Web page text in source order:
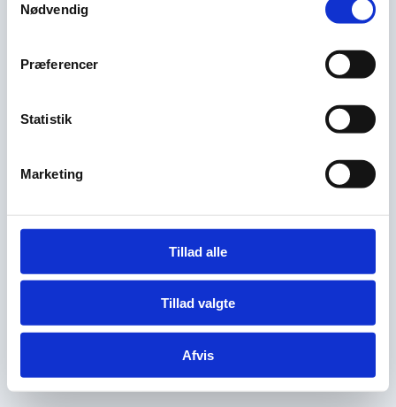
Nødvendig
Præferencer
Statistik
Marketing
Tillad alle
Tillad valgte
Afvis